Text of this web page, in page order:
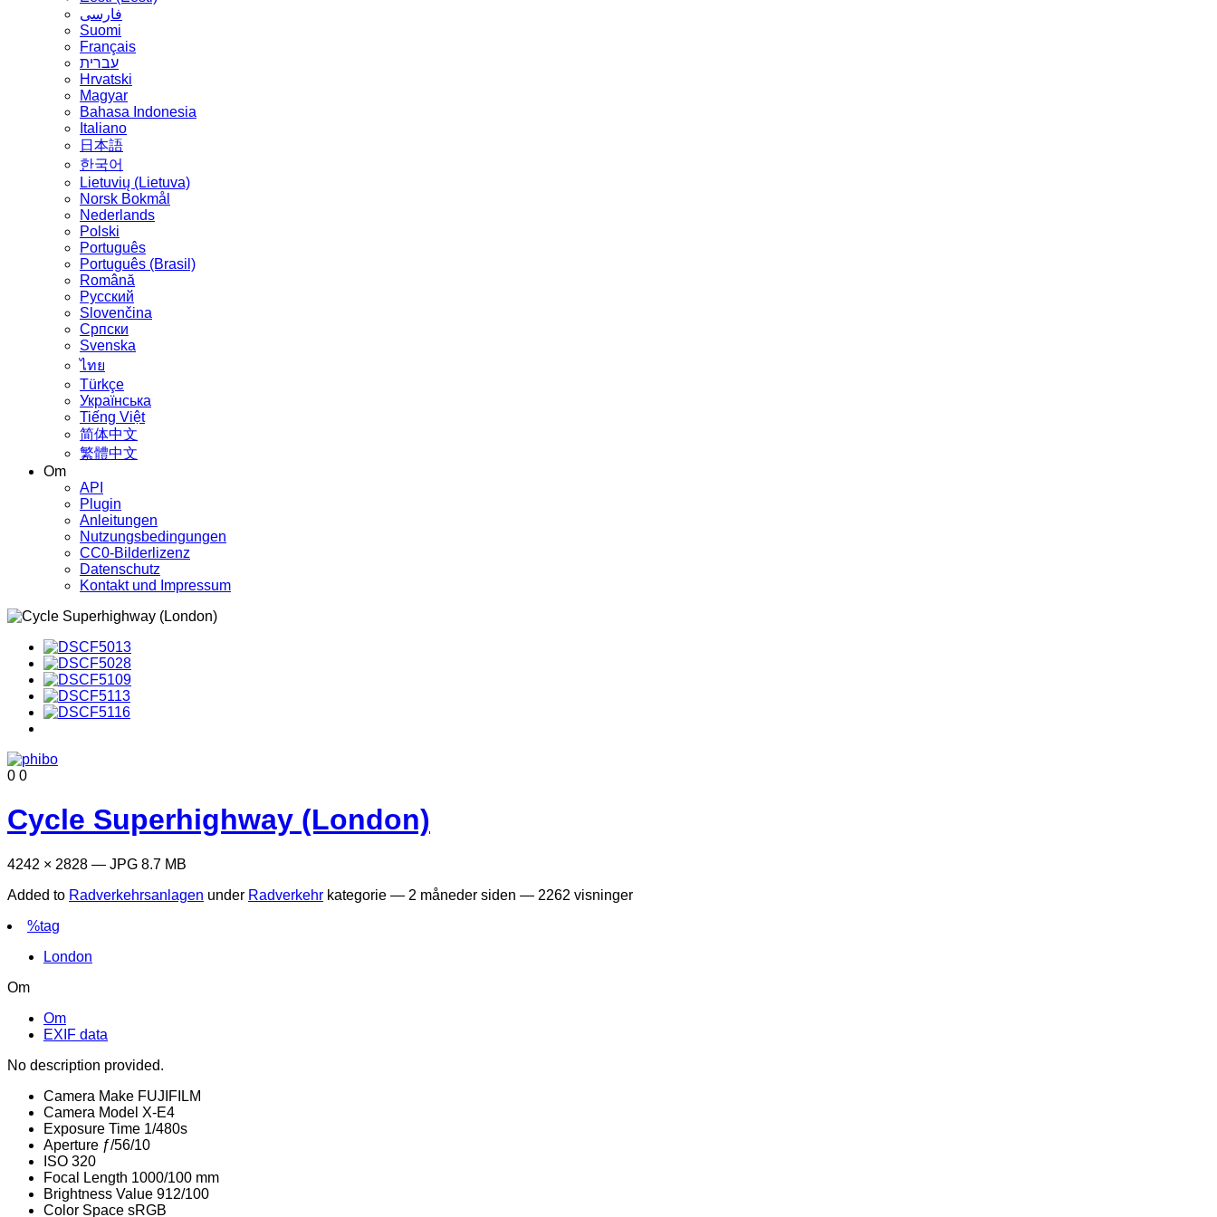
فارسی
Suomi
Français
עברית
Hrvatski
Magyar
Bahasa Indonesia
Italiano
日本語
한국어
Lietuvių (Lietuva)
‪Norsk Bokmål‬
Nederlands
Polski
Português
Português (Brasil)
Română
Русский
Slovenčina
Српски
Svenska
ไทย
Türkçe
Українська
Tiếng Việt
简体中文
繁體中文
Om
API
Plugin
Anleitungen
Nutzungsbedingungen
CC0-Bilderlizenz
Datenschutz
Kontakt und Impressum
0 0
Cycle Superhighway (London)
4242 × 2828 — JPG 8.7 MB
Added to Radverkehrsanlagen under Radverkehr kategorie — 2 måneder siden — 2262 visninger
%tag
London
Om
Om
EXIF data
No description provided.
Camera Make FUJIFILM
Camera Model X-E4
Exposure Time 1/480s
Aperture ƒ/56/10
ISO 320
Focal Length 1000/100 mm
Brightness Value 912/100
Color Space sRGB